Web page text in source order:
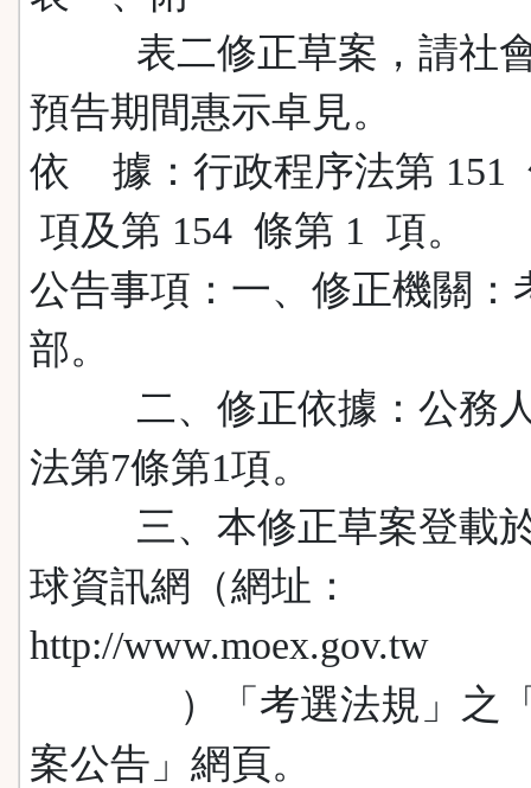
表二修正草案，請社會
預告期間惠示卓見。
依 據：行政程序法第 151
項及第 154 條第 1 項。
公告事項：一、修正機關：
部。
二、修正依據：公務人
法第7條第1項。
三、本修正草案登載於
球資訊網（網址：
http://www.moex.gov.tw
）「考選法規」之「
案公告」網頁。